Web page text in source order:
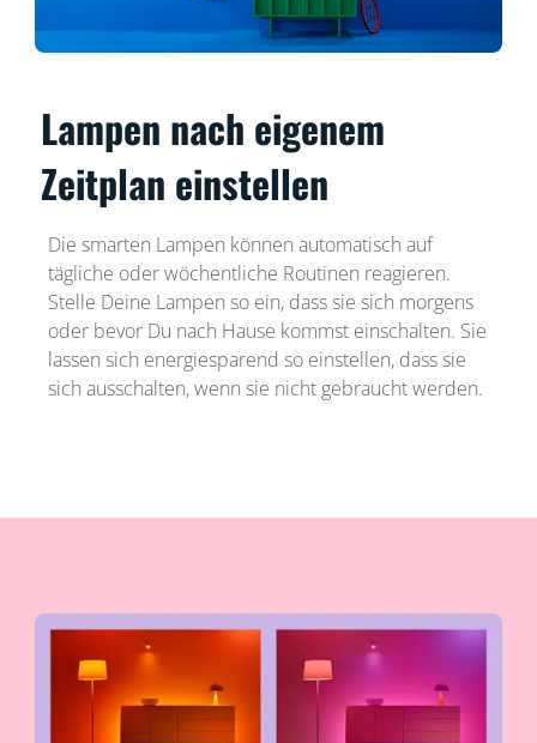
Lampen nach eigenem
Zeitplan einstellen
Die smarten Lampen können automatisch auf
tägliche oder wöchentliche Routinen reagieren.
Stelle Deine Lampen so ein, dass sie sich morgens
oder bevor Du nach Hause kommst einschalten. Sie
lassen sich energiesparend so einstellen, dass sie
sich ausschalten, wenn sie nicht gebraucht werden.